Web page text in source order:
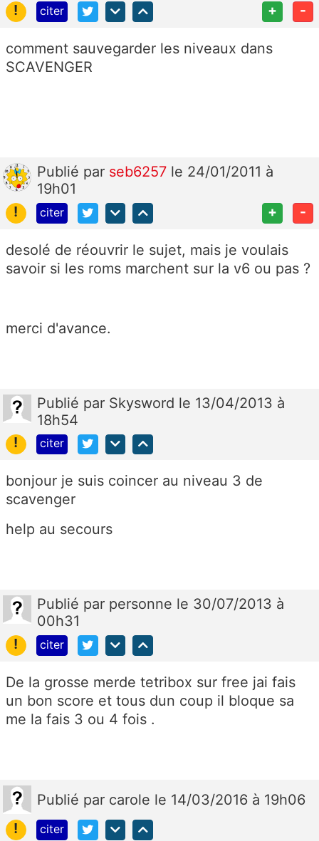
!
citer + -
comment sauvegarder les niveaux dans
SCAVENGER
Publié par seb6257 le 24/01/2011 à
19h01
!
citer + -
desolé de réouvrir le sujet, mais je voulais
savoir si les roms marchent sur la v6 ou pas ?
merci d'avance.
Publié par Skysword le 13/04/2013 à
18h54
!
citer
bonjour je suis coincer au niveau 3 de
scavenger
help au secours
Publié par personne le 30/07/2013 à
00h31
!
citer
De la grosse merde tetribox sur free jai fais
un bon score et tous dun coup il bloque sa
me la fais 3 ou 4 fois .
Publié par carole le 14/03/2016 à 19h06
!
citer